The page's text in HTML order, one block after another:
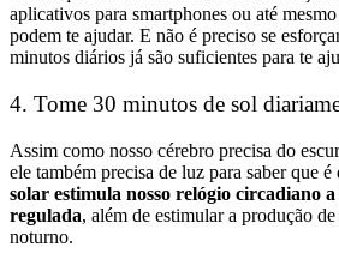
aplicativos para smartphones ou até
podem te ajudar. E não é preciso se
minutos diários já são suficientes para te
4. Tome 30 minutos de sol
Assim como nosso cérebro precisa do
ele também precisa de luz para saber que
solar estimula nosso relógio circadiano
regulada, além de estimular a produção
noturno.